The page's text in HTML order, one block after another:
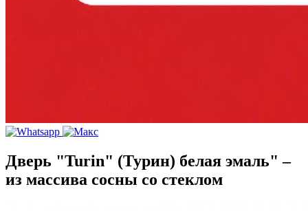
Дверь "Turin" (Турин) белая эмаль" –
из массива сосны со стеклом